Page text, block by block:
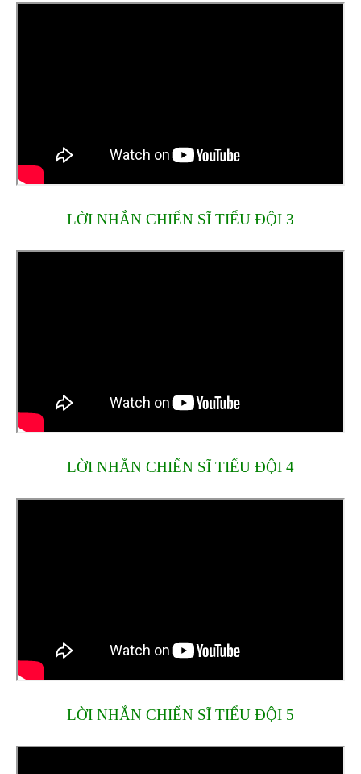
LỜI NHẮN CHIẾN SĨ TIỂU ĐỘI 3
LỜI NHẮN CHIẾN SĨ TIỂU ĐỘI 4
LỜI NHẮN CHIẾN SĨ TIỂU ĐỘI 5